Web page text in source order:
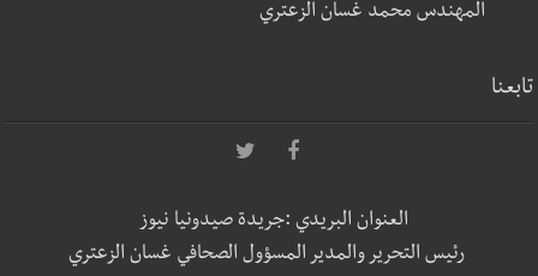
المهندس محمد غسان الزعتري
تابعنا
العنوان البريدي :جريدة صيدونيا نيوز
رئيس التحرير والمدير المسؤول الصحافي غسان الزعتري